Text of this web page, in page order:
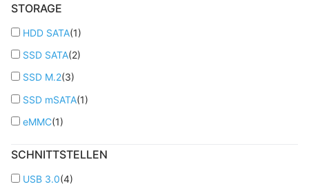
STORAGE
HDD SATA(1)
SSD SATA(2)
SSD M.2(3)
SSD mSATA(1)
eMMC(1)
SCHNITTSTELLEN
USB 3.0(4)